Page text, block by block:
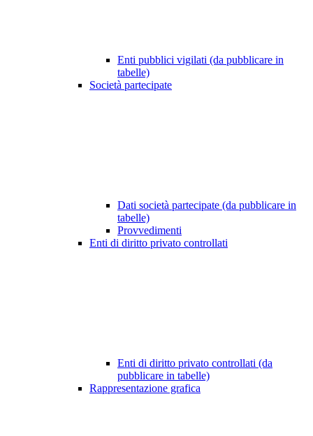
Enti pubblici vigilati (da pubblicare in
tabelle)
Società partecipate
Dati società partecipate (da pubblicare in
tabelle)
Provvedimenti
Enti di diritto privato controllati
Enti di diritto privato controllati (da
pubblicare in tabelle)
Rappresentazione grafica